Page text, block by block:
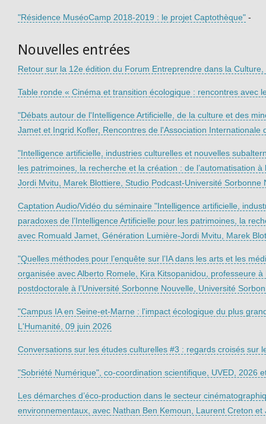
"Résidence MuséoCamp 2018-2019 : le projet Captothèque" -
Nouvelles entrées
Retour sur la 12e édition du Forum Entreprendre dans la
Table ronde « Cinéma et transition écologique : rencontres avec
"Débats autour de l'Intelligence Artificielle, de la culture et des
Jamet et Ingrid Kofler, Rencontres de l'Association
"Intelligence artificielle, industries culturelles et nouvelles
les patrimoines, la recherche et la création : de l’automatisation
Jordi Mvitu, Marek Blottiere, Studio Podcast-Université Sorbonne
Captation Audio/Vidéo du séminaire "Intelligence artificielle,
paradoxes de l’Intelligence Artificielle pour les patrimoines, la
avec Romuald Jamet, Génération Lumière-Jordi Mvitu, Marek
"Quelles méthodes pour l’enquête sur l’IA dans les arts et les
organisée avec Alberto Romele, Kira Kitsopanidou, professeure
postdoctorale à l’Université Sorbonne Nouvelle, Université
"Campus IA en Seine-et-Marne : l'impact écologique du plus
L'Humanité, 09 juin 2026
Conversations sur les études culturelles #3 : regards croisés sur
"Sobriété Numérique", co-coordination scientifique, UVED, 2026
Les démarches d’éco-production dans le secteur
environnementaux, avec Nathan Ben Kemoun, Laurent Creton et